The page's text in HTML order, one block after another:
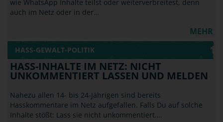
wie WhatsApp Inhalte teilst oder weiterverbreitest, denn
auch im Netz oder in der…
MEHR
HASS-GEWALT-POLITIK
HASS-INHALTE IM NETZ: NICHT
UNKOMMENTIERT LASSEN UND MELDEN
Nahezu allen 14- bis 24-Jährigen sind bereits
Hasskommentare im Netz aufgefallen. Falls Du auf solche
Inhalte stößt: Lass sie nicht unkommentiert.…